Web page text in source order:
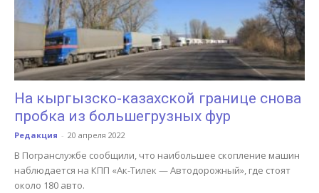
На кыргызско-казахской границе снова
пробка из большегрузных фур
Редакция - 20 апреля 2022
В Погранслужбе сообщили, что наибольшее скопление машин
наблюдается на КПП «Ак-Тилек — Автодорожный», где стоят
около 180 авто.